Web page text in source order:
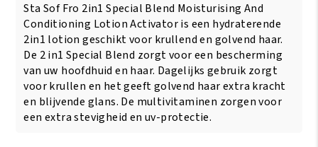
Sta Sof Fro 2in1 Special Blend Moisturising And
Conditioning Lotion Activator is een hydraterende
2in1 lotion geschikt voor krullend en golvend haar.
De 2 in1 Special Blend zorgt voor een bescherming
van uw hoofdhuid en haar. Dagelijks gebruik zorgt
voor krullen en het geeft golvend haar extra kracht
en blijvende glans. De multivitaminen zorgen voor
een extra stevigheid en uv-protectie.